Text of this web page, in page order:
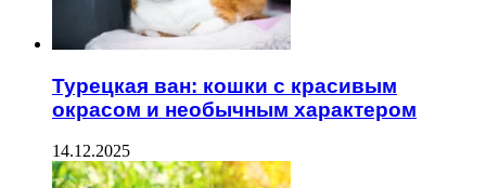
Турецкая ван: кошки с красивым
окрасом и необычным характером
14.12.2025